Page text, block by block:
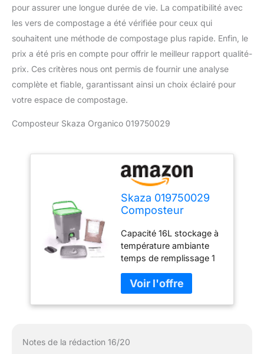
pour assurer une longue durée de vie. La compatibilité avec
les vers de compostage a été vérifiée pour ceux qui
souhaitent une méthode de compostage plus rapide. Enfin, le
prix a été pris en compte pour offrir le meilleur rapport qualité-
prix. Ces critères nous ont permis de fournir une analyse
complète et fiable, garantissant ainsi un choix éclairé pour
votre espace de compostage.
Composteur Skaza Organico 019750029
Skaza 019750029
Composteur
Activateur, Gris/Vert
Capacité 16L stockage à
température ambiante
temps de remplissage 1
recyclé - Brain incl
Notes de la rédaction 16/20